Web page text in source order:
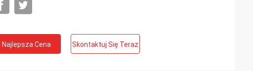
Najlepsza Cena Skontaktuj Się Teraz